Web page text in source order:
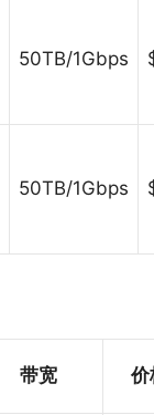
50TB/1Gbps
50TB/1Gbps
带宽 价